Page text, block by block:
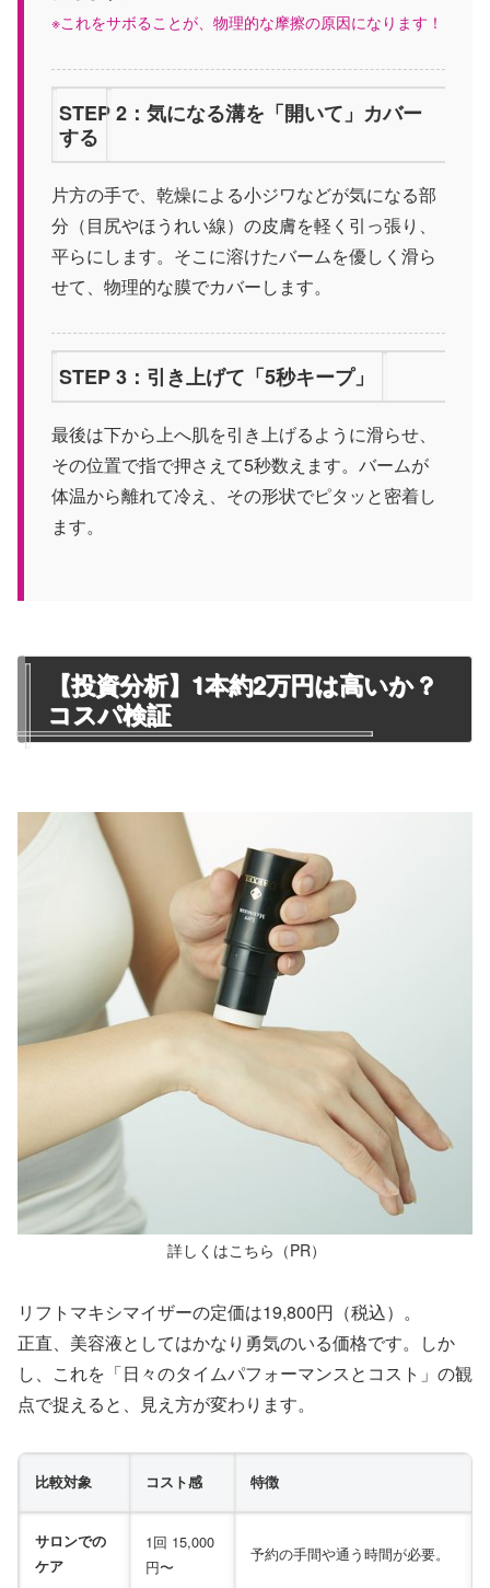
※これをサボることが、物理的な摩擦の原因になります！
STEP 2：気になる溝を「開いて」カバー
する
片方の手で、乾燥による小ジワなどが気になる部
分（目尻やほうれい線）の皮膚を軽く引っ張り、
平らにします。そこに溶けたバームを優しく滑ら
せて、物理的な膜でカバーします。
STEP 3：引き上げて「5秒キープ」
最後は下から上へ肌を引き上げるように滑らせ、
その位置で指で押さえて5秒数えます。バームが
体温から離れて冷え、その形状でピタッと密着し
ます。
【投資分析】1本約2万円は高いか？
コスパ検証
詳しくはこちら（PR）
リフトマキシマイザーの定価は19,800円（税込）。
正直、美容液としてはかなり勇気のいる価格です。しか
し、これを「日々のタイムパフォーマンスとコスト」の観
点で捉えると、見え方が変わります。
比較対象 コスト感 特徴
サロンでの
ケア
1回 15,000
円〜
予約の手間や通う時間が必要。